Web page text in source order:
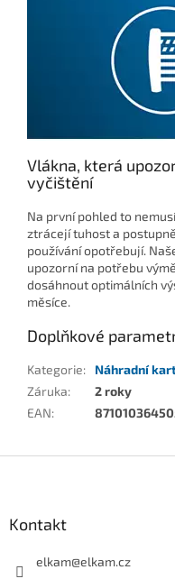
Vlákna, která
vyčištění
Na první pohled to
ztrácejí tuhost a
používání opotřebují.
upozorní na potřebu
dosáhnout optimálních
měsíce.
Doplňkové
Kategorie:
Náhradní
Záruka:
2 roky
EAN:
Kontakt
elkam@elkam.cz